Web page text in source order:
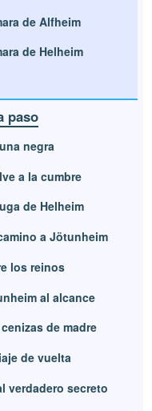
de Alfheim
de Helheim
paso
negra
a la cumbre
de Helheim
a Jötunheim
los reinos
al alcance
de madre
de vuelta
verdadero secreto